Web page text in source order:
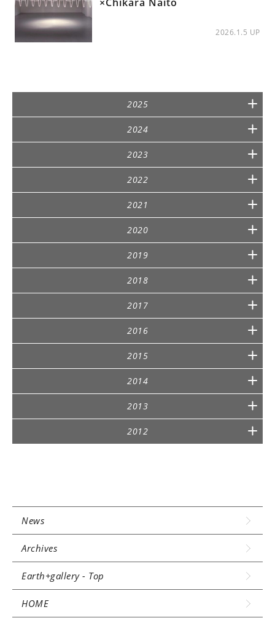
2026.1.5 UP
2025
2024
2023
2022
2021
2020
2019
2018
2017
2016
2015
2014
2013
2012
News
Archives
Earth+gallery - Top
HOME